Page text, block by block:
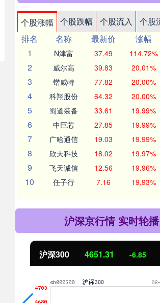
个股涨幅 个股跌幅 个股流入 个股
排名
名称 最新价 涨幅
1
N津富 37.49 114.72%
2 威尔高 39.83 20.01%
3 锴威特 77.82 20.00%
4 科翔股份 64.32 20.00%
5 蜀道装备 33.61 19.99%
6 中巨芯 27.85 19.99%
7 广哈通信 19.03 19.99%
8 欣天科技 18.02 19.97%
9 飞天诚信 12.56 19.96%
10 任子行 7.16 19.93%
沪深京行情 实时轮播
北证50 1122.88 3.42